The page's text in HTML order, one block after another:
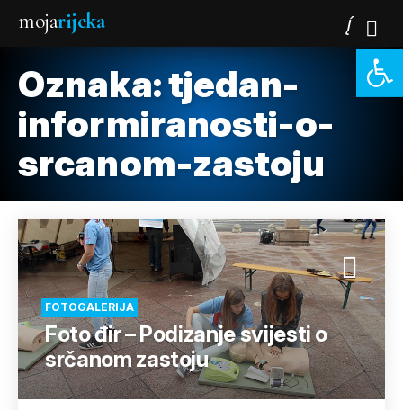
mojarijeka
Oznaka:tjedan-
informiranosti-o-
srcanom-zastoju
FOTOGALERIJA
Foto đir – Podizanje svijesti o
srčanom zastoju